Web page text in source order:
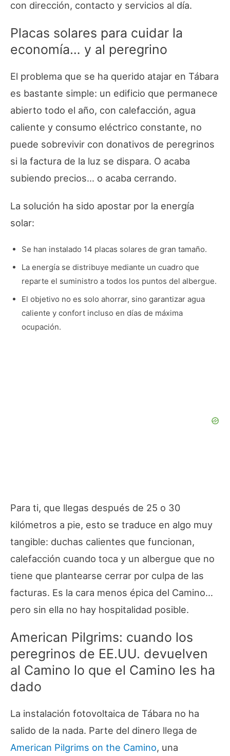
con dirección, contacto y servicios al día.
Placas solares para cuidar la
economía… y al peregrino
El problema que se ha querido atajar en Tábara
es bastante simple: un edificio que permanece
abierto todo el año, con calefacción, agua
caliente y consumo eléctrico constante, no
puede sobrevivir con donativos de peregrinos
si la factura de la luz se dispara. O acaba
subiendo precios… o acaba cerrando.
La solución ha sido apostar por la energía
solar:
Se han instalado 14 placas solares de gran tamaño.
La energía se distribuye mediante un cuadro que
reparte el suministro a todos los puntos del albergue.
El objetivo no es solo ahorrar, sino garantizar agua
caliente y confort incluso en días de máxima
ocupación.
Para ti, que llegas después de 25 o 30
kilómetros a pie, esto se traduce en algo muy
tangible: duchas calientes que funcionan,
calefacción cuando toca y un albergue que no
tiene que plantearse cerrar por culpa de las
facturas. Es la cara menos épica del Camino…
pero sin ella no hay hospitalidad posible.
American Pilgrims: cuando los
peregrinos de EE.UU. devuelven
al Camino lo que el Camino les ha
dado
La instalación fotovoltaica de Tábara no ha
salido de la nada. Parte del dinero llega de
American Pilgrims on the Camino, una